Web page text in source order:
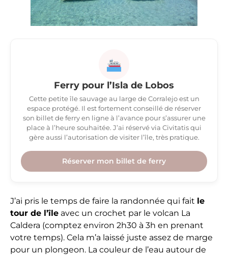
Ferry pour l’Isla de Lobos
Cette petite île sauvage au large de Corralejo est un
espace protégé. Il est fortement conseillé de réserver
son billet de ferry en ligne à l’avance pour s’assurer une
place à l’heure souhaitée. J’ai réservé via Civitatis qui
gère aussi l’autorisation de visiter l’île, très pratique.
Réserver mon billet de ferry
J’ai pris le temps de faire la randonnée qui fait le
tour de l’île avec un crochet par le volcan La
Caldera (comptez environ 2h30 à 3h en prenant
votre temps). Cela m’a laissé juste assez de marge
pour un plongeon. La couleur de l’eau autour de